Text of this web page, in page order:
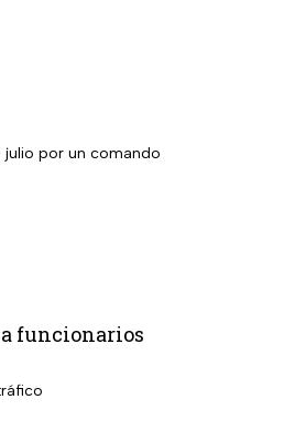
julio por un comando
funcionarios